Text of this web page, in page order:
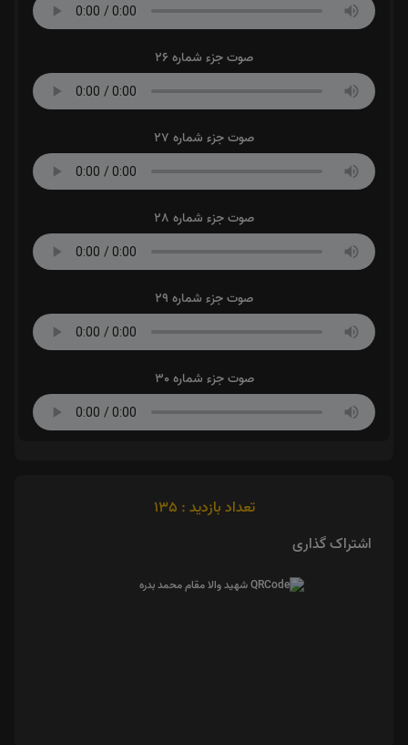
صوت جزء شماره 26
صوت جزء شماره 27
صوت جزء شماره 28
صوت جزء شماره 29
صوت جزء شماره 30
تعداد بازدید : 135
اشتراک گذاری